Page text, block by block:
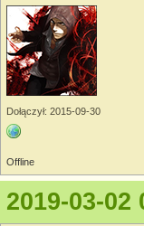
Dołączył: 2015-09-30
Offline
2019-03-02